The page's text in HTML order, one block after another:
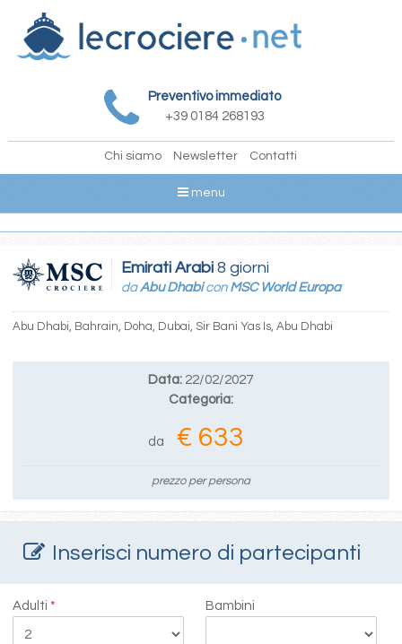
Preventivo immediato
+39 0184 268193
Chi siamo Newsletter Contatti
menu
Emirati Arabi8 giorni
daAbu Dhabicon MSC World Europa
Abu Dhabi, Bahrain, Doha, Dubai, Sir Bani Yas Is, Abu Dhabi
Data: 22/02/2027
Categoria:
da € 633
prezzo per persona
Inserisci numero di partecipanti
Adulti* Bambini